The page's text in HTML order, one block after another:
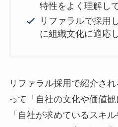
特性をよく理解し
リファラルで採用
に組織文化に適応
リファラル採用で紹介さ
って「自社の文化や価値観
「自社が求めているスキ